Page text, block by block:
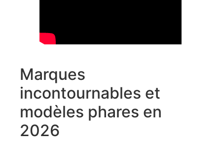
Marques
incontournables et
modèles phares en
2026